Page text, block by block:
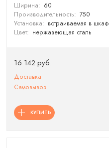
Ширина: 60
Производительность: 750
Установка: встраиваемая в шкаф
Цвет: нержавеющая сталь
16 142 руб.
Доставка
Самовывоз
КУПИТЬ